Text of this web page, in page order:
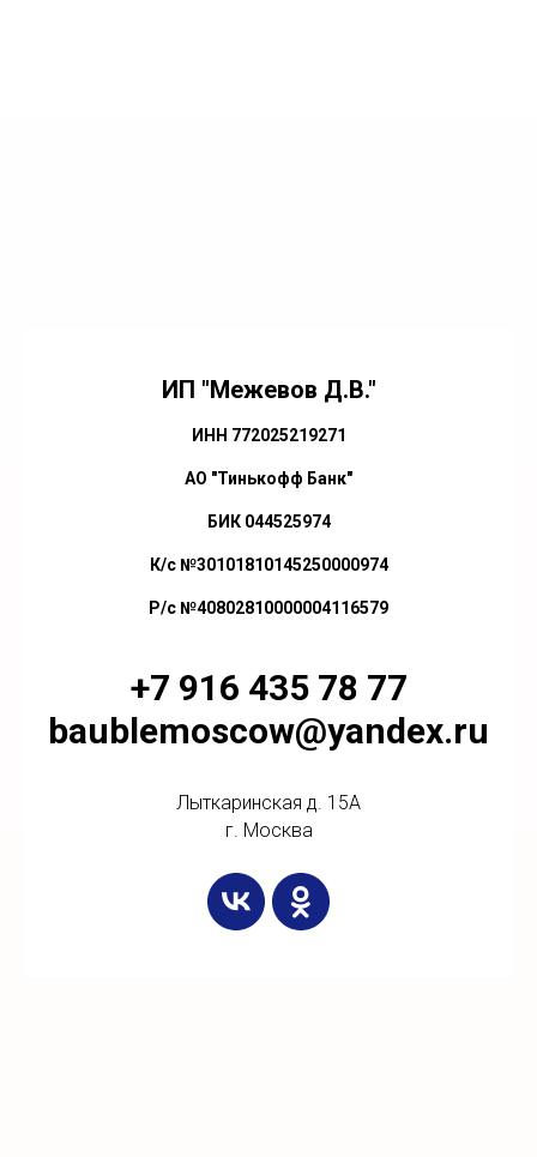
ИП "Межевов Д.В."
ИНН 772025219271
АО "Тинькофф Банк"
БИК 044525974
К/с №30101810145250000974
Р/с №40802810000004116579
+7 916 435 78 77
baublemoscow@yandex.ru
Лыткаринская д. 15А
г. Москва